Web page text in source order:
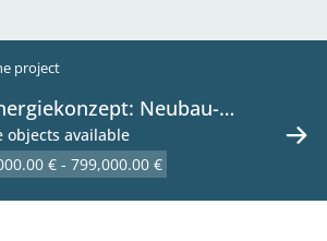
project
Neubau-
Wohnprojekt in Grünlage
zu kaufen in 1230
objects available
€ - 799,000.00 €